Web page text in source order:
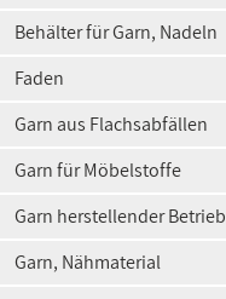
Behälter für Garn, Nadeln
Faden
Garn aus Flachsabfällen
Garn für Möbelstoffe
Garn herstellender Betrieb
Garn, Nähmaterial